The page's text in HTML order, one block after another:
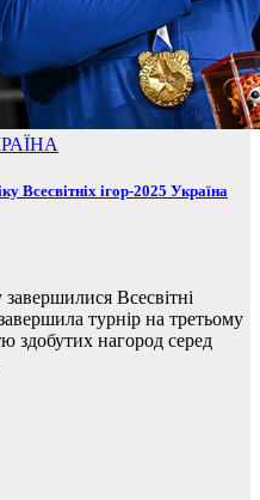
Всесвітніх ігор-2025 Україна
Всесвітні
турнір на третьому
здобутих нагород серед